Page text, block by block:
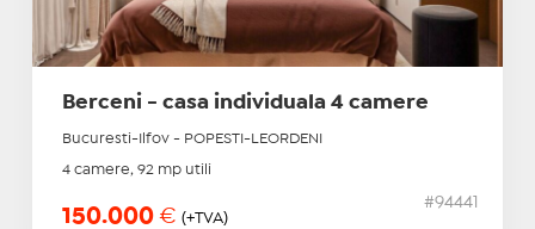
Berceni - casa individuala 4 camere
Bucuresti-Ilfov - POPESTI-LEORDENI
4 camere, 92 mp utili
150.000 € (+TVA)
#94441